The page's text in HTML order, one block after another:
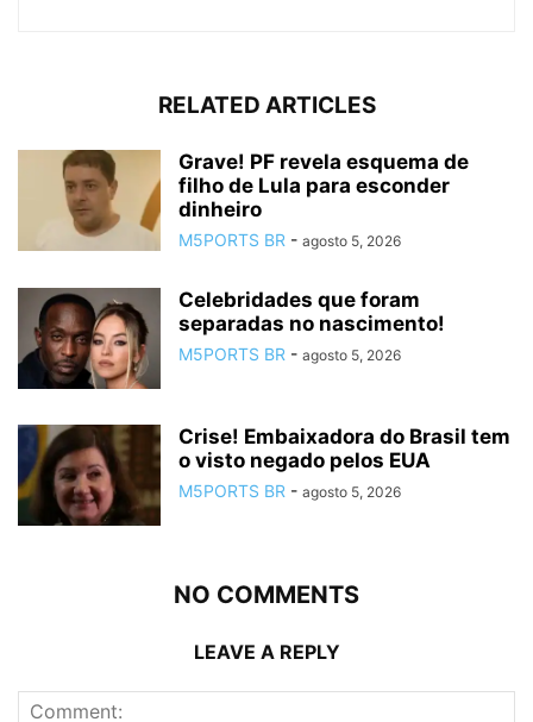
RELATED ARTICLES
Grave! PF revela esquema de
filho de Lula para esconder
dinheiro
M5PORTS BR - agosto 5, 2026
Celebridades que foram
separadas no nascimento!
M5PORTS BR - agosto 5, 2026
Crise! Embaixadora do Brasil tem
o visto negado pelos EUA
M5PORTS BR - agosto 5, 2026
NO COMMENTS
LEAVE A REPLY